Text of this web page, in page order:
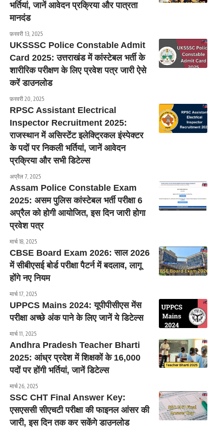
भर्तियां, जानें आवेदन प्रक्रिया और पात्रता
मानदंड
फ़रवरी 13, 2025
UKSSSC Police Constable Admit
Card 2025: उत्तराखंड में कांस्टेबल भर्ती के
शारीरिक परीक्षण के लिए प्रवेश पत्र जारी ऐसे
करें डाउनलोड
फ़रवरी 20, 2025
RPSC Assistant Electrical
Inspector Recruitment 2025:
राजस्थान में असिस्टेंट इलेक्ट्रिकल इंस्पेक्टर
के पदों पर निकली भर्तियां, जानें आवेदन
प्रक्रिया और सभी डिटेल्स
अप्रैल 7, 2025
Assam Police Constable Exam
2025: असम पुलिस कांस्टेबल भर्ती परीक्षा 6
अप्रैल को होगी आयोजित, इस दिन जारी होगा
प्रवेश पत्र
मार्च 18, 2025
CBSE Board Exam 2026: साल 2026
में सीबीएसई बोर्ड परीक्षा पैटर्न में बदलाव, लागू
होंगे नए नियम
मार्च 17, 2025
UPPCS Mains 2024: यूपीपीसीएस मेंस
परीक्षा अच्छे अंक पाने के लिए जानें ये डिटेल्स
मार्च 11, 2025
Andhra Pradesh Teacher Bharti
2025: आंध्र प्रदेश में शिक्षकों के 16,000
पदों पर होंगी भर्तियां, जानें डिटेल्स
मार्च 26, 2025
SSC CHT Final Answer Key:
एसएससी सीएचटी परीक्षा की फाइनल आंसर की
जारी, इस दिन तक कर सकेंगे डाउनलोड